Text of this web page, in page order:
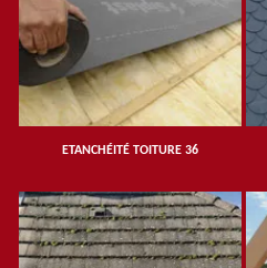
ETANCHÉITÉ TOITURE 36